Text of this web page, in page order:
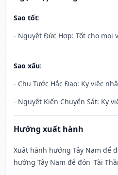
Sao tốt:
- Nguyệt Đức Hợp: Tốt cho mọi
Sao xấu:
- Chu Tước Hắc Đạo: Kỵ việc
- Nguyệt Kiến Chuyển Sát: Kỵ
Hướng xuất hành
Xuất hành hướng Tây Nam để
hướng Tây Nam để đón 'Tài